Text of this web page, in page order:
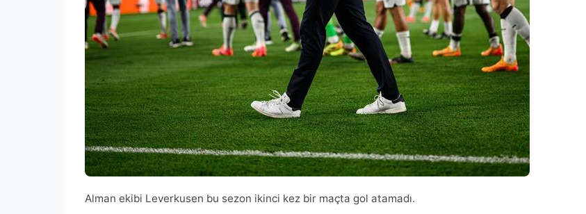
Alman ekibi Leverkusen bu sezon ikinci kez bir maçta gol atamadı.